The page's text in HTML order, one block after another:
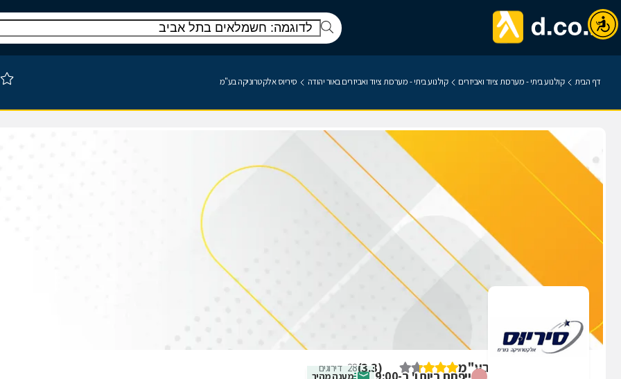
דף הבית קולנוע ביתי - מערכות ציוד ואביזרים קולנוע ביתי - מערכות ציוד ואביזרים באור יהודה סיריוס אלקטרוניקה בע"מ
ייפתח ביום ו' ב-9:00 מענה מהיר סיריוס אלקטרוניקה בע"מ (
3.3
)
28 דירוגים